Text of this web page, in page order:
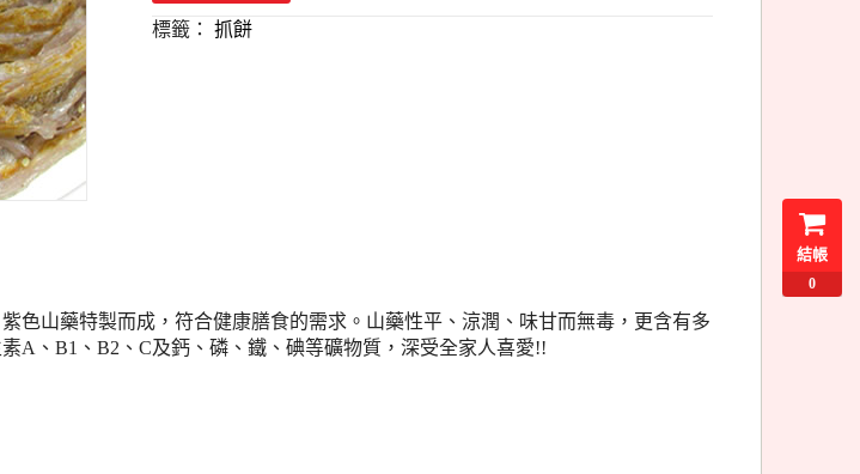
標籤： 抓餅
色山藥特製而成，符合健康膳食的需求。山藥性平、涼潤、味甘而無毒，更含有多
A、B1、B2、C及鈣、磷、鐵、碘等礦物質，深受全家人喜愛!!
結帳
0